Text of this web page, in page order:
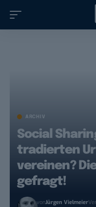
ARCHIV
Social
tradierten
vereinen?
gefragt!
vonJürgen Vielmeier